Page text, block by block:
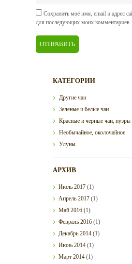
Сохранить моё имя, email и адрес
для последующих моих комментариев.
КАТЕГОРИИ
Другие чаи
Зеленые и белые чаи
Красные и черные чаи, пуэры
Необычайное, околочайное
Улуны
АРХИВ
Июль2017 (1)
Апрель2017 (1)
Май2016 (1)
Февраль2016 (1)
Декабрь2014 (1)
Июнь2014 (1)
Март2014 (1)